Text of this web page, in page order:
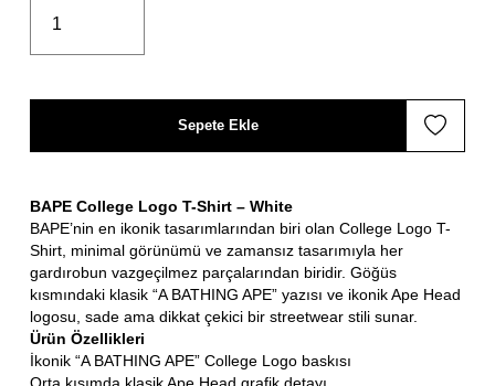
BAPE College Logo T-Shirt – White
BAPE’nin en ikonik tasarımlarından biri olan College Logo T-
Shirt, minimal görünümü ve zamansız tasarımıyla her
gardırobun vazgeçilmez parçalarından biridir. Göğüs
kısmındaki klasik “A BATHING APE” yazısı ve ikonik Ape Head
logosu, sade ama dikkat çekici bir streetwear stili sunar.
Ürün Özellikleri
İkonik “A BATHING APE” College Logo baskısı
Sepete Ekle